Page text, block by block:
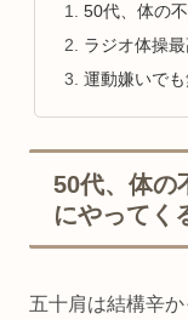
50代、体の
ラジオ体操
運動嫌いで
50代、体の
にやってく
五十肩は結構辛か